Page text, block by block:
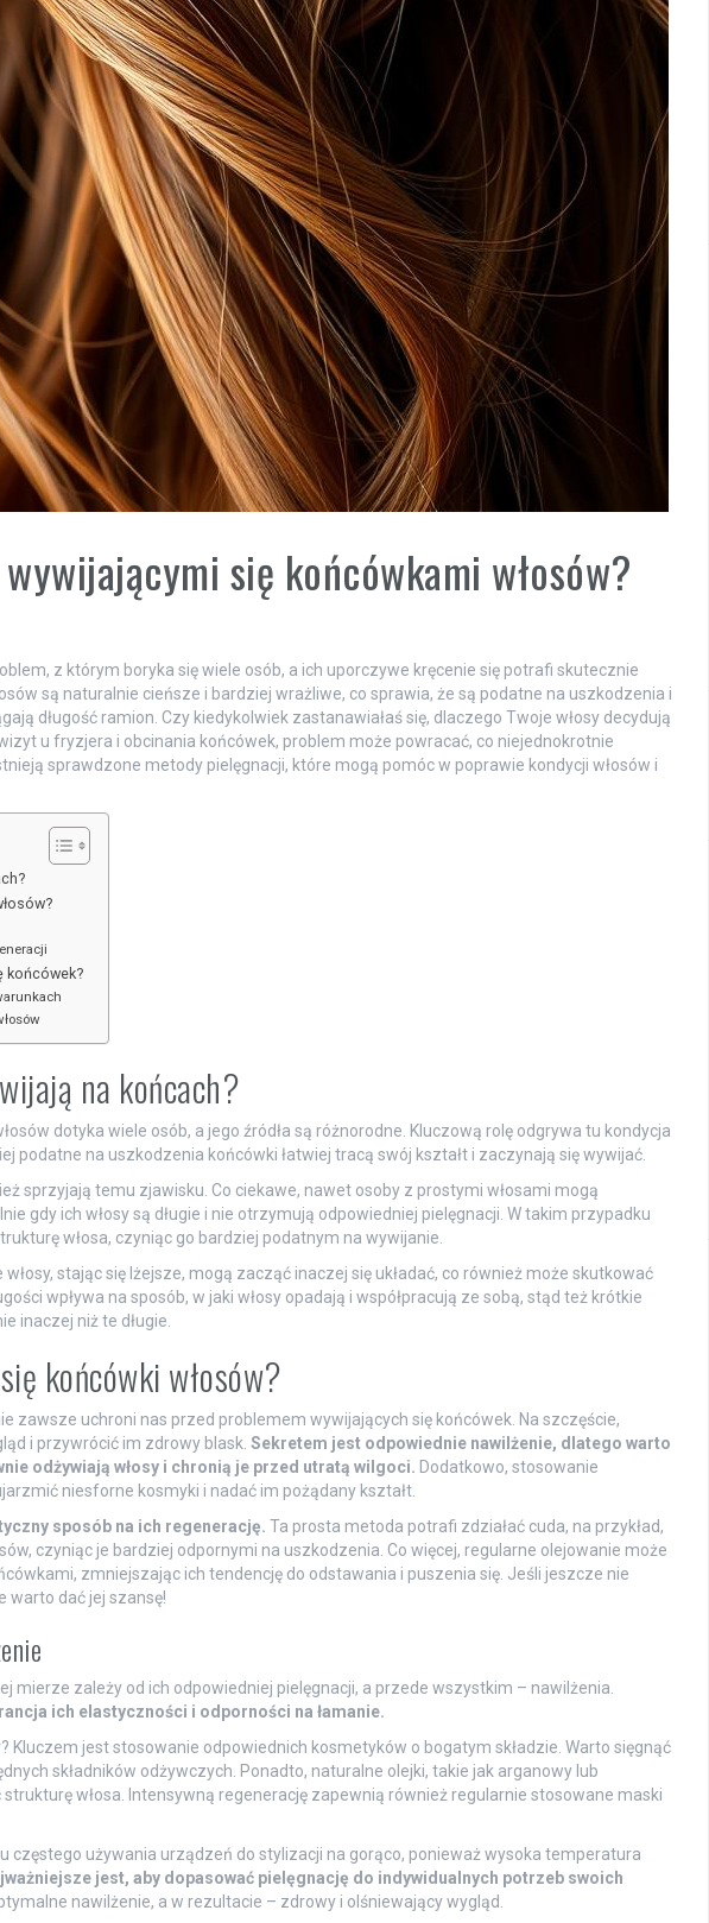
się końcówkami włosów?
z którym boryka się wiele osób, a ich uporczywe kręcenie się potrafi skutecznie
są naturalnie cieńsze i bardziej wrażliwe, co sprawia, że są podatne na uszkodzenia i
długość ramion. Czy kiedykolwiek zastanawiałaś się, dlaczego Twoje włosy decydują
u fryzjera i obcinania końcówek, problem może powracać, co niejednokrotnie
sprawdzone metody pielęgnacji, które mogą pomóc w poprawie kondycji włosów i
końcówek?
na końcach?
dotyka wiele osób, a jego źródła są różnorodne. Kluczową rolę odgrywa tu kondycja
podatne na uszkodzenia końcówki łatwiej tracą swój kształt i zaczynają się wywijać.
sprzyjają temu zjawisku. Co ciekawe, nawet osoby z prostymi włosami mogą
gdy ich włosy są długie i nie otrzymują odpowiedniej pielęgnacji. W takim przypadku
włosa, czyniąc go bardziej podatnym na wywijanie.
stając się lżejsze, mogą zacząć inaczej się układać, co również może skutkować
wpływa na sposób, w jaki włosy opadają i współpracują ze sobą, stąd też krótkie
inaczej niż te długie.
końcówki włosów?
zawsze uchroni nas przed problemem wywijających się końcówek. Na szczęście,
i przywrócić im zdrowy blask. Sekretem jest odpowiednie nawilżenie, dlatego warto
odżywiają włosy i chronią je przed utratą wilgoci. Dodatkowo, stosowanie
niesforne kosmyki i nadać im pożądany kształt.
sposób na ich regenerację. Ta prosta metoda potrafi zdziałać cuda, na przykład,
czyniąc je bardziej odpornymi na uszkodzenia. Co więcej, regularne olejowanie może
zmniejszając ich tendencję do odstawania i puszenia się. Jeśli jeszcze nie
warto dać jej szansę!
mierze zależy od ich odpowiedniej pielęgnacji, a przede wszystkim – nawilżenia.
ich elastyczności i odporności na łamanie.
Kluczem jest stosowanie odpowiednich kosmetyków o bogatym składzie. Warto sięgnąć
składników odżywczych. Ponadto, naturalne olejki, takie jak arganowy lub
włosa. Intensywną regenerację zapewnią również regularnie stosowane maski
częstego używania urządzeń do stylizacji na gorąco, ponieważ wysoka temperatura
jest, aby dopasować pielęgnację do indywidualnych potrzeb swoich
nawilżenie, a w rezultacie – zdrowy i olśniewający wygląd.